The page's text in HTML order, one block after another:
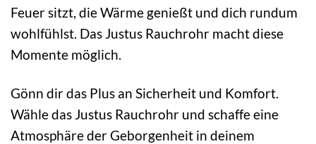
Feuer sitzt, die Wärme genießt und dich rundum
wohlfühlst. Das Justus Rauchrohr macht diese
Momente möglich.
Gönn dir das Plus an Sicherheit und Komfort.
Wähle das Justus Rauchrohr und schaffe eine
Atmosphäre der Geborgenheit in deinem